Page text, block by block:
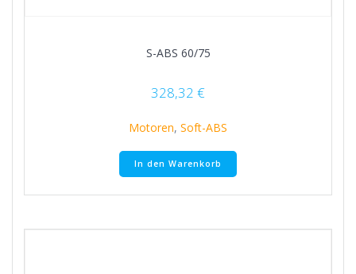
S-ABS 60/75
328,32 €
Motoren, Soft-ABS
In den Warenkorb